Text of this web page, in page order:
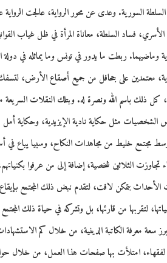
السورية. وعدى عن محور الرواية، عالجت الرواية
فساد السلطة، معاناة المرأة في ظل غياب
وماضيهما. ربطت ما يدور في تونس وما يماثله في
معتمدين على جحافل من جميع أصقاع الأرض،
كل ذلك باسم الله ونصرة له. وبتلك النقلات السريعة
مثل حكاية نادية الإيزيدية، وحكاية أمل
مجتمع خليط من مجاهدات النكاح، وسبيا يباع في
تجاوزت الثلاثين شخصية، إضافة إلى من عرفوا
الأحداث بتمكن لافت، لتقدم نبض ذلك المجتمع
لتقربها من قارئها، بل وتشركه في حياة ذلك
سعة معرفة الكاتبة الدينية، من خلال كم
لفقهاء، امتلأت بها صفحات هذا العمل، من خلال